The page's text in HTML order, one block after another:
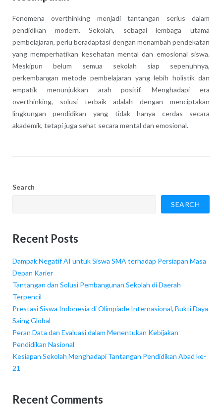
Fenomena overthinking menjadi tantangan serius dalam
pendidikan modern. Sekolah, sebagai lembaga utama
pembelajaran, perlu beradaptasi dengan menambah pendekatan
yang memperhatikan kesehatan mental dan emosional siswa.
Meskipun belum semua sekolah siap sepenuhnya,
perkembangan metode pembelajaran yang lebih holistik dan
empatik menunjukkan arah positif. Menghadapi era
overthinking, solusi terbaik adalah dengan menciptakan
lingkungan pendidikan yang tidak hanya cerdas secara
akademik, tetapi juga sehat secara mental dan emosional.
Search
SEARCH
Recent Posts
Dampak Negatif AI untuk Siswa SMA terhadap Persiapan Masa
Depan Karier
Tantangan dan Solusi Pembangunan Sekolah di Daerah
Terpencil
Prestasi Siswa Indonesia di Olimpiade Internasional, Bukti Daya
Saing Global
Peran Data dan Evaluasi dalam Menentukan Kebijakan
Pendidikan Nasional
Kesiapan Sekolah Menghadapi Tantangan Pendidikan Abad ke-
21
Recent Comments